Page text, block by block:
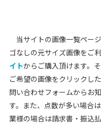
当サイトの画像一覧ペー
ゴなしの元サイズ画像をご
イトからご購入頂けます。
ご希望の画像をクリックし
問い合わせフォームからお
す。また、点数が多い場合
業様の場合は請求書・振込払